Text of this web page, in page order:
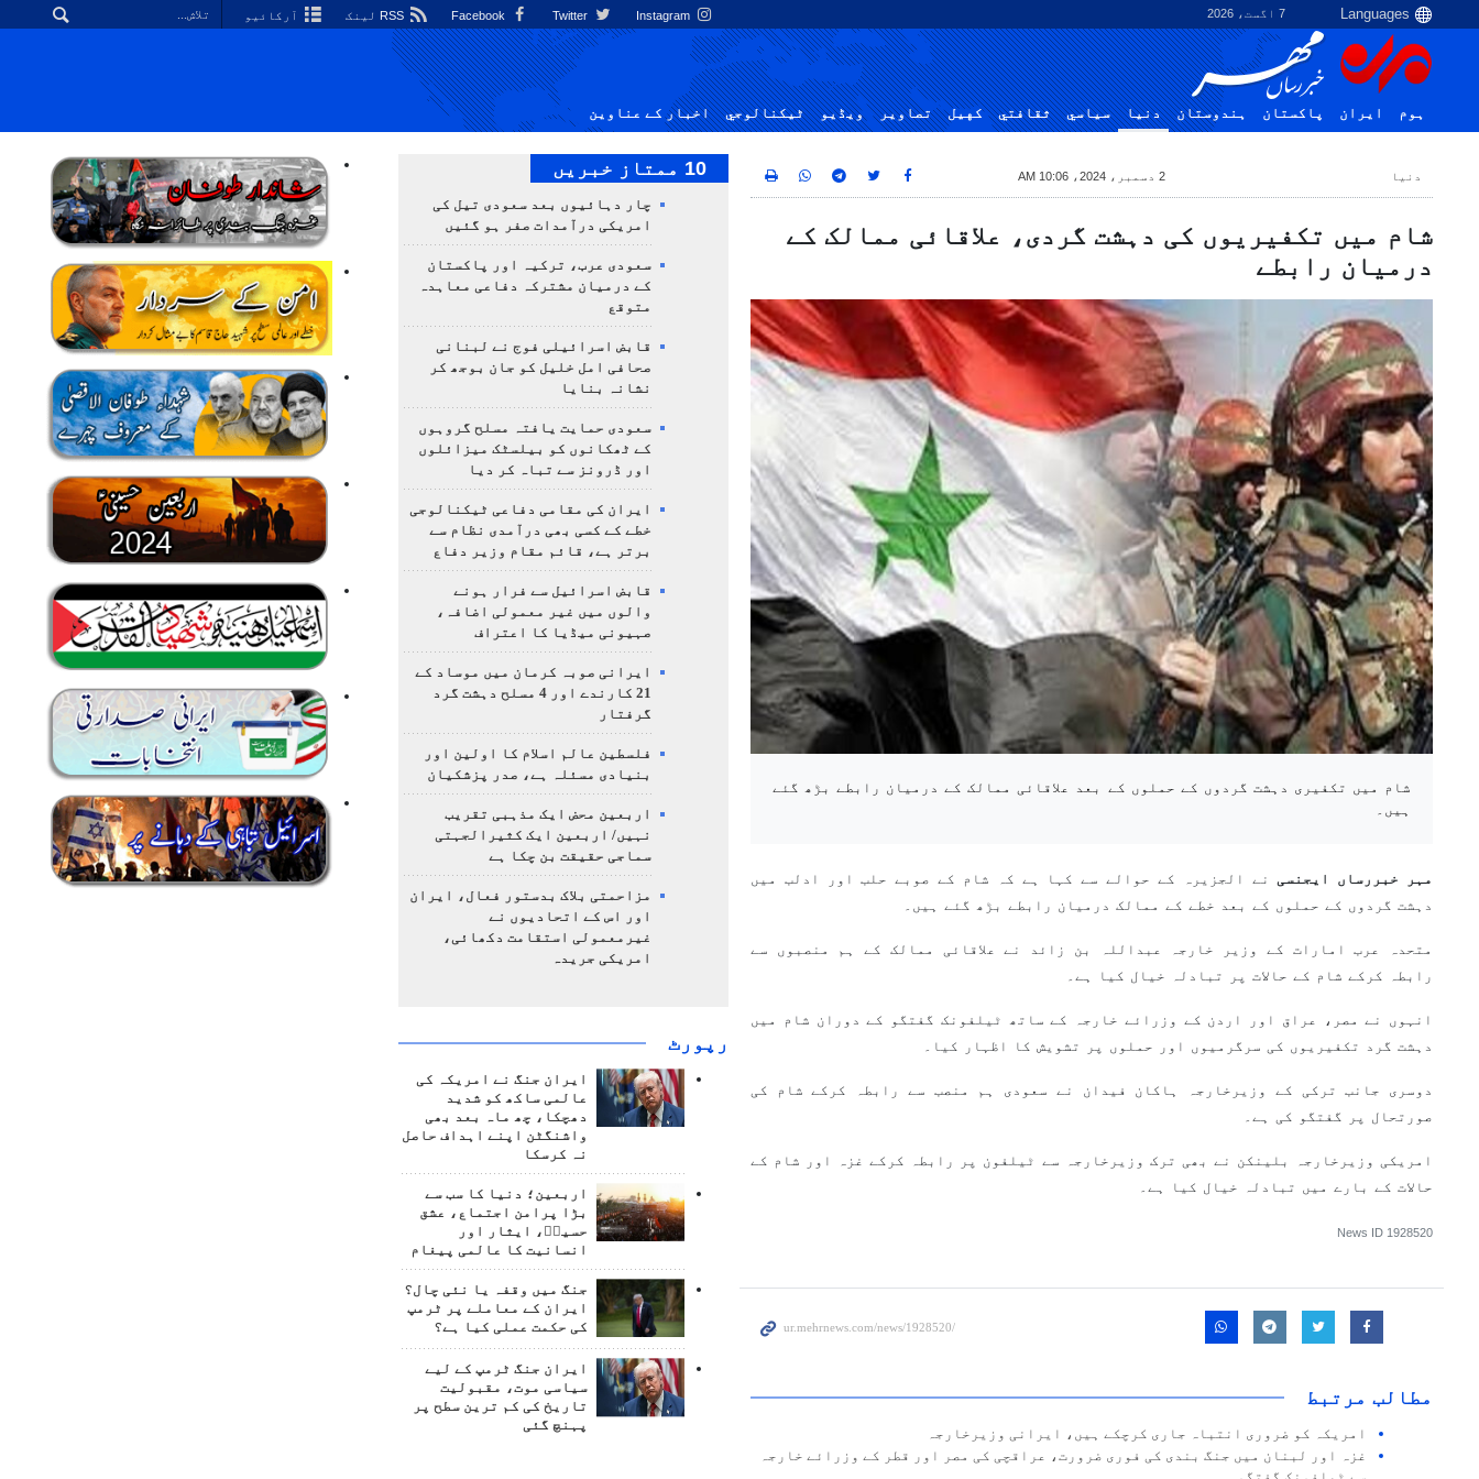
7 اگست، 2026 Instagram آرکائیو
ہوم ایران پاکستان ہندوستان دنیا سياسي ثقافتي کهيل تصاوير ویڈیو ٹيكنالوجي اخبار کے عناوین
دنیا 2 دسمبر، 2024، 10:06 AM
شام میں تکفیریوں کی دہشت گردی، علاقائی ممالک کے
درمیان رابطے
شام میں تکفیری دہشت گردوں کے حملوں کے بعد علاقائی ممالک کے درمیان رابطے بڑھ گئے
ہیں۔
مہر خبررساں ایجنسی نے الجزیرہ کے حوالے سے کہا ہے کہ شام کے صوبے حلب اور ادلب میں
دہشت گردوں کے حملوں کے بعد خطے کے ممالک درمیان رابطے بڑھ گئے ہیں۔
متحدہ عرب امارات کے وزیر خارجہ عبداللہ بن زائد نے علاقائی ممالک کے ہم منصبوں سے
رابطہ کرکے شام کے حالات پر تبادلہ خیال کیا ہے۔
انہوں نے مصر، عراق اور اردن کے وزرائے خارجہ کے ساتھ ٹیلفونک گفتگو کے دوران شام میں
دہشت گرد تکفیریوں کی سرگرمیوں اور حملوں پر تشویش کا اظہار کیا۔
دوسری جانب ترکی کے وزیرخارجہ ہاکان فیدان نے سعودی ہم منصب سے رابطہ کرکے شام کی
صورتحال پر گفتگو کی ہے۔
امریکی وزیرخارجہ بلینکن نے بھی ترک وزیرخارجہ سے ٹیلفون پر رابطہ کرکے غزہ اور شام کے
حالات کے بارے میں تبادلہ خیال کیا ہے۔
News ID 1928520
مطالب مرتبط
امریکہ کو ضروری انتباہ جاری کرچکے ہیں، ایرانی وزیرخارجہ
غزہ اور لبنان میں جنگ بندی کی فوری ضرورت، عراقچی کی مصر اور قطر کے وزرائے خارجہ
10 ممتاز خبریں
چار دہائیوں بعد سعودی تیل کی
امریکی درآمدات صفر ہو گئیں
سعودی عرب، ترکیہ اور پاکستان
کے درمیان مشترکہ دفاعی معاہدہ
متوقع
قابض اسرائیلی فوج نے لبنانی
صحافی امل خلیل کو جان بوجھ کر
نشانہ بنایا
سعودی حمایت یافتہ مسلح گروہوں
کے ٹھکانوں کو بیلسٹک میزائلوں
اور ڈرونز سے تباہ کر دیا
ایران کی مقامی دفاعی ٹیکنالوجی
خطے کے کسی بھی درآمدی نظام سے
برتر ہے، قائم مقام وزیر دفاع
قابض اسرائیل سے فرار ہونے
والوں میں غیر معمولی اضافہ،
صہیونی میڈیا کا اعتراف
ایرانی صوبہ کرمان میں موساد کے
21 کارندے اور 4 مسلح دہشت گرد
گرفتار
فلسطین عالم اسلام کا اولین اور
بنیادی مسئلہ ہے، صدر پزشکیان
اربعین محض ایک مذہبی تقریب
نہیں/ اربعین ایک کثیرالجہتی
سماجی حقیقت بن چکا ہے
مزاحمتی بلاک بدستور فعال، ایران
اور اس کے اتحادیوں نے
غیرمعمولی استقامت دکھائی،
امریکی جریدہ
رپورٹ
ایران جنگ نے امریکہ کی
عالمی ساکھ کو شدید
دھچکا، چھ ماہ بعد بھی
واشنگٹن اپنے اہداف حاصل
نہ کرسکا
اربعین؛ دنیا کا سب سے
بڑا پرامن اجتماع، عشق
حسینؑ، ایثار اور
انسانیت کا عالمی پیغام
جنگ میں وقفہ یا نئی چال؟
ایران کے معاملے پر ٹرمپ
کی حکمت عملی کیا ہے؟
ایران جنگ ٹرمپ کے لیے
سیاسی موت، مقبولیت
تاریخ کی کم ترین سطح پر
پہنچ گئی